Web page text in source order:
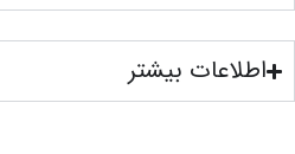
بیشتر